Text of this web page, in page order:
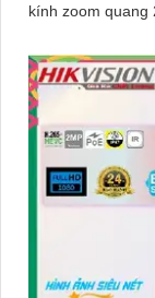
kính zoom quang